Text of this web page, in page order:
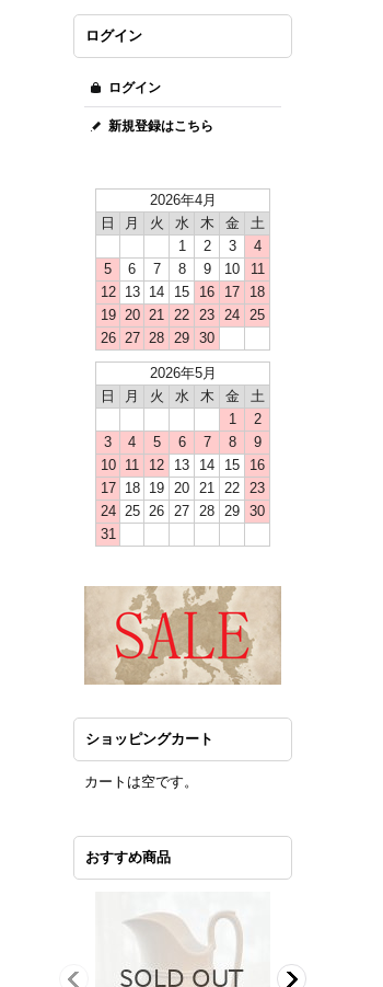
ログイン
ログイン
新規登録はこちら
2026年4月
日
月 火 水 木 金
土
1
2 3
4
5
6 7 8 9 10
11
12
13 14 15 16 17
18
19 20 21 22 23 24
25
26 27 28 29 30
2026年5月
日
月 火 水 木 金
土
1
2
3
4 5 6 7 8
9
10
11 12 13 14 15
16
17
18 19 20 21 22
23
24 25 26 27 28 29
30
31
ショッピングカート
カートは空です。
おすすめ商品